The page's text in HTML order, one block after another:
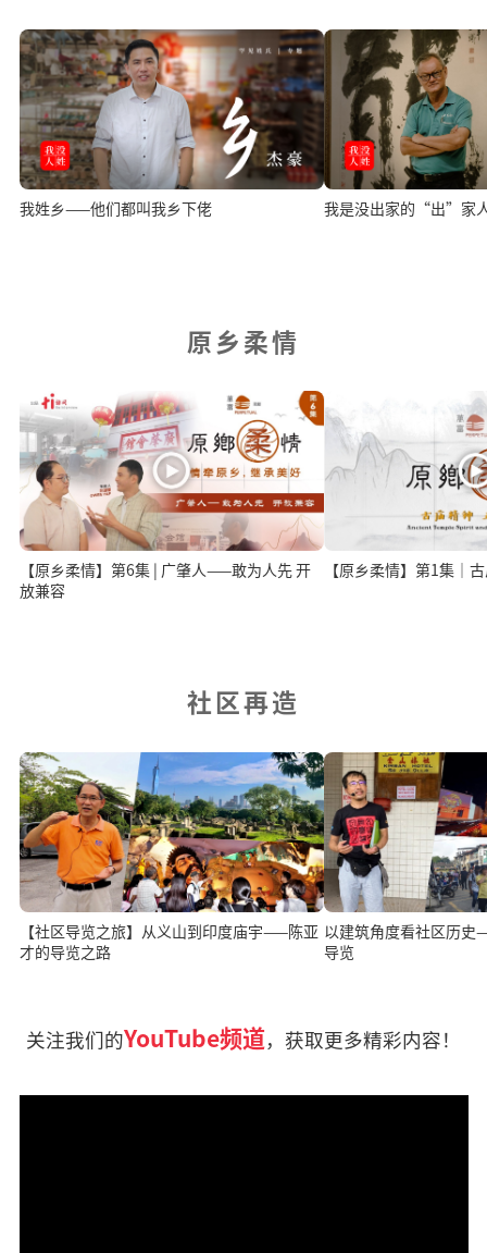
我姓乡——他们都叫我乡下佬 我是没出家的“出”家
原乡柔情
【原乡柔情】第6集 | 广肇人——敢为人先 开
放兼容
社区再造
【社区导览之旅】从义山到印度庙宇——陈亚
才的导览之路
以建筑角度看社区历
导览
关注我们的YouTube频道，获取更多精彩内容！